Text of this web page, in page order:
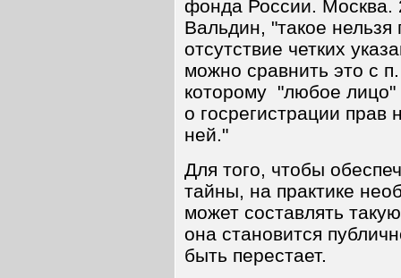
фонда России. Москва.
Вальдин, "такое
отсутствие четких
можно сравнить это с
которому "любое лицо"
о госрегистрации прав
ней."
Для того, чтобы
тайны, на практике
может составлять
она становится
быть перестает.